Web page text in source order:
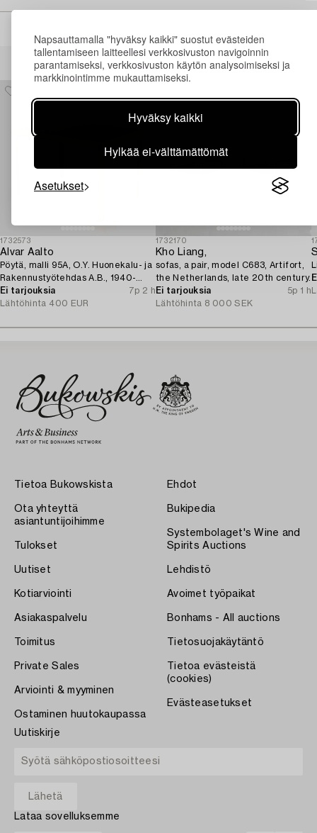
Napsauttamalla "hyväksy kaikki" suostut evästeiden
tallentamiseen laitteellesi verkkosivuston navigoinnin
parantamiseksi, verkkosivuston käytön analysoimiseksi ja
markkinointimme mukauttamiseksi.
Hyväksy kaikki
Hylkää ei-välttämättömät
Asetukset
Muiden katsomia kohteita
1732573
Alvar Aalto
Pöytä, malli 95A, O.Y. Huonekalu- ja
Rakennustyötehdas A.B., 1940-
luku.
Ei tarjouksia
7p 2 h
Lähtöhinta 400 EUR
1732170
Kho Liang,
sofas, a pair, model C683, Artifort,
the Netherlands, late 20th century.
Ei tarjouksia
5p 1 h
Lähtöhinta 8 000 SEK
Tietoa Bukowskista
Ota yhteyttä
asiantuntijoihimme
Tulokset
Uutiset
Kotiarviointi
Asiakaspalvelu
Toimitus
Private Sales
Arviointi & myyminen
Ostaminen huutokaupassa
Ehdot
Bukipedia
Systembolaget's Wine and
Spirits Auctions
Lehdistö
Avoimet työpaikat
Bonhams - All auctions
Tietosuojakäytäntö
Tietoa evästeistä
(cookies)
Evästeasetukset
Uutiskirje
Lataa sovelluksemme